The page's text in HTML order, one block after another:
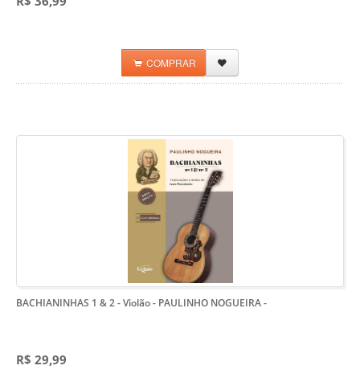
COMPRAR
BACHIANINHAS 1 & 2 - Violão - PAULINHO NOGUEIRA-
R$ 29,99